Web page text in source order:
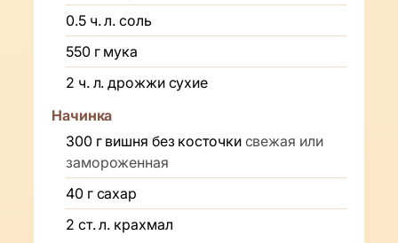
0.5 ч. л. соль
550 г мука
2 ч. л. дрожжи сухие
Начинка
300 г вишня без косточки свежая или
замороженная
40 г сахар
2 ст. л. крахмал